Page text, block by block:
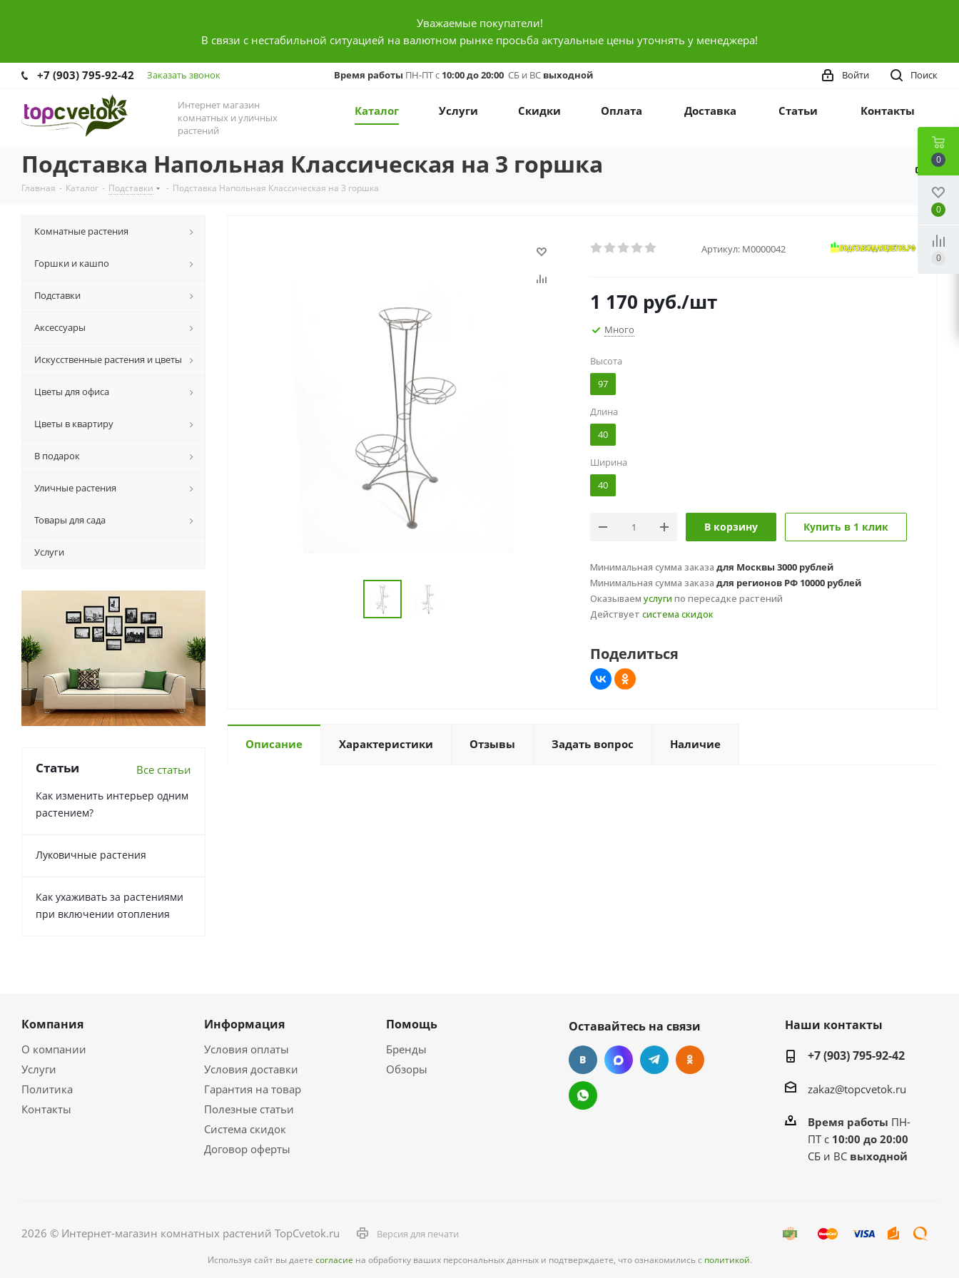
Уважаемые покупатели!
В связи с нестабильной ситуацией на валютном рынке просьба актуальные цены уточнять у менеджера!
+7 (903) 795-92-42 Заказать звонок Время работы ПН-ПТ с 10:00 до 20:00 СБ и ВС выходной Поиск
Войти
Интернет магазин
комнатных и уличных
растений
Каталог Услуги Скидки Оплата Доставка Статьи Контакты
Подставка Напольная Классическая на 3 горшка
Главная - Каталог - Подставки - Подставка Напольная Классическая на 3 горшка
Артикул: М0000042
1 170 руб./шт
Много
Высота
97
Длина
40
Ширина
40
В корзину Купить в 1 клик
Минимальная сумма заказа для Москвы 3000 рублей
Минимальная сумма заказа для регионов РФ 10000 рублей
Оказываем услуги по пересадке растений
Действует система скидок
Поделиться
Описание Характеристики Отзывы Задать вопрос Наличие
Комнатные растения
Горшки и кашпо
Подставки
Аксессуары
Искусственные растения и цветы
Цветы для офиса
Цветы в квартиру
В подарок
Уличные растения
Товары для сада
Услуги
Статьи Все статьи
Как изменить интерьер одним
растением?
Луковичные растения
Как ухаживать за растениями
при включении отопления
Компания
О компании
Услуги
Политика
Контакты
Информация
Условия оплаты
Условия доставки
Гарантия на товар
Полезные статьи
Система скидок
Договор оферты
Помощь
Бренды
Обзоры
Оставайтесь на связи
Наши контакты
+7 (903) 795-92-42
zakaz@topcvetok.ru
Время работы ПН-
ПТ с 10:00 до 20:00
СБ и ВС выходной
2026 © Интернет-магазин комнатных растений TopCvetok.ru Версия для печати
Используя сайт вы даете согласие на обработку ваших персональных данных и подтверждаете, что ознакомились с политикой.
0
0
0